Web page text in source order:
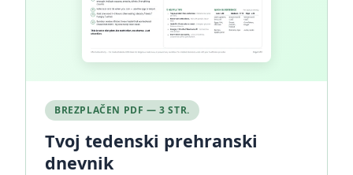
BREZPLAČEN PDF — 3 STR.
Tvoj tedenski prehranski
dnevnik